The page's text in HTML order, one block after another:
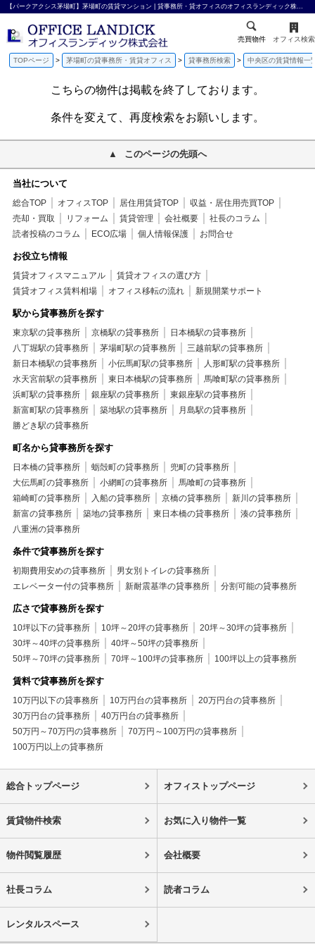
【パークアクシス茅場町】茅場町の賃貸マンション | 貸事務所・貸オフィスのオフィスランディック株式会社
売買物件 オフィス検索
TOPページ 茅場町の貸事務所・賃貸オフィス 貸事務所検索 中央区の賃貸情報一
こちらの物件は掲載を終了しております。
条件を変えて、再度検索をお願いします。
このページの先頭へ
当社について
総合TOP オフィスTOP 居住用賃貸TOP
収益・居住用売買TOP
売却・買取
リフォーム 賃貸管理 会社概要
社長のコラム
読者投稿のコラム
ECO広場 個人情報保護 お問合せ
お役立ち情報
賃貸オフィスマニュアル
賃貸オフィスの選び方
賃貸オフィス賃料相場
オフィス移転の流れ 新規開業サポート
駅から貸事務所を探す
東京駅の貸事務所 京橋駅の貸事務所
日本橋駅の貸事務所
八丁堀駅の貸事務所
茅場町駅の貸事務所
三越前駅の貸事務所
新日本橋駅の貸事務所
小伝馬町駅の貸事務所
人形町駅の貸事務所
水天宮前駅の貸事務所
東日本橋駅の貸事務所
馬喰町駅の貸事務所
浜町駅の貸事務所
銀座駅の貸事務所
東銀座駅の貸事務所
新富町駅の貸事務所
築地駅の貸事務所
月島駅の貸事務所
勝どき駅の貸事務所
町名から貸事務所を探す
日本橋の貸事務所 蛎殻町の貸事務所
兜町の貸事務所
大伝馬町の貸事務所
小網町の貸事務所
馬喰町の貸事務所
箱崎町の貸事務所
入船の貸事務所 京橋の貸事務所
新川の貸事務所
新富の貸事務所
築地の貸事務所 東日本橋の貸事務所
湊の貸事務所
八重洲の貸事務所
条件で貸事務所を探す
初期費用安めの貸事務所
男女別トイレの貸事務所
エレベーター付の貸事務所
新耐震基準の貸事務所 分割可能の貸事務所
広さで貸事務所を探す
10坪以下の貸事務所 10坪～20坪の貸事務所
20坪～30坪の貸事務所
30坪～40坪の貸事務所
40坪～50坪の貸事務所
50坪～70坪の貸事務所
70坪～100坪の貸事務所 100坪以上の貸事務所
賃料で貸事務所を探す
10万円以下の貸事務所 10万円台の貸事務所
20万円台の貸事務所
30万円台の貸事務所
40万円台の貸事務所
50万円～70万円の貸事務所
70万円～100万円の貸事務所
100万円以上の貸事務所
総合トップページ オフィストップページ
賃貸物件検索 お気に入り物件一覧
物件閲覧履歴 会社概要
社長コラム 読者コラム
レンタルスペース